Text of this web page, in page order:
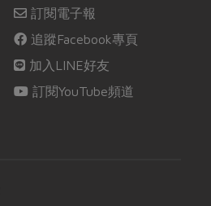
訂閱電子報
追蹤Facebook專頁
加入LINE好友
訂閱YouTube頻道